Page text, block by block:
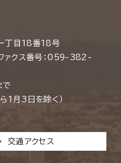
目18番18号
クス番号：059-382-
で
1月3日を除く）
交通アクセス